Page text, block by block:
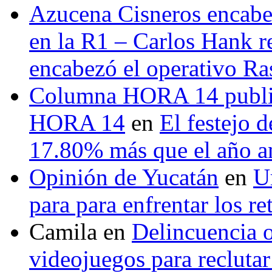
Azucena Cisneros
en la R1 – Carlos Hank
encabezó el operativo
Columna HORA 14
HORA 14 en El festejo
17.80% más que el año
Opinión de Yucatán en
para para enfrentar los
Camila en Delincuencia
videojuegos para